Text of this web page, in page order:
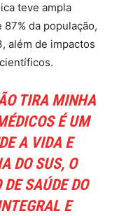
teve ampla
da população,
além de impactos
TIRA MINHA
É UM
A VIDA E
DO SUS, O
SAÚDE DO
E